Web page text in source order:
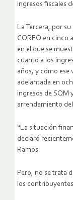
ingresos fiscales
La Tercera, por
CORFO en cinco
en el que se
cuanto a los
años, y cómo ese
adelantada en
ingresos de SQM
arrendamiento
“La situación
declaró
Ramos.
Pero, no se trata
los